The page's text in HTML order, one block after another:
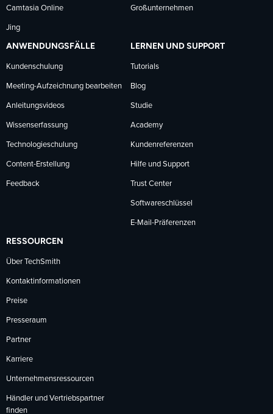
Camtasia Online
Jing
Großunternehmen
ANWENDUNGSFÄLLE
Kundenschulung
Meeting-Aufzeichnung bearbeiten
Anleitungsvideos
Wissenserfassung
Technologieschulung
Content-Erstellung
Feedback
LERNEN UND SUPPORT
Tutorials
Blog
Studie
Academy
Kundenreferenzen
Hilfe und Support
Trust Center
Softwareschlüssel
E-Mail-Präferenzen
RESSOURCEN
Über TechSmith
Kontaktinformationen
Preise
Presseraum
Partner
Karriere
Unternehmensressourcen
Händler und Vertriebspartner
finden